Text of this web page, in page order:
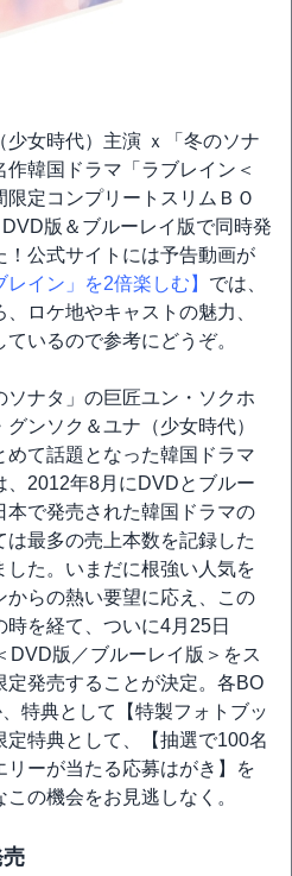
女時代）主演 ｘ「冬のソナ
韓国ドラマ「ラブレイン＜
定コンプリートスリムＢＯ
版＆ブルーレイ版で同時発
公式サイトには予告動画が
レイン」を2倍楽しむ】 では、
ロケ地やキャストの魅力、
いるので参考にどうぞ。
ナタ」の巨匠ユン・ソクホ
ンソク＆ユナ（少女時代）
て話題となった韓国ドラマ
、2012年8月にDVDとブルー
本で発売された韓国ドラマの
は最多の売上本数を記録した
した。いまだに根強い人気を
らの熱い要望に応え、この
を経て、ついに4月25日
DVD版／ブルーレイ版＞をス
発売することが決定。各BO
特典として【特製フォトブッ
定特典として、【抽選で100名
ーが当たる応募はがき】を
の機会をお見逃しなく。